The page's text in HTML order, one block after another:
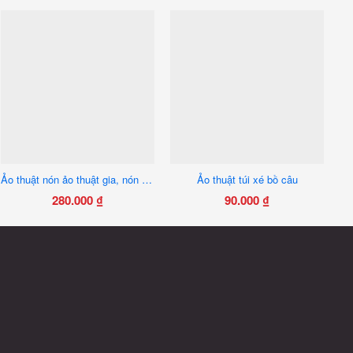
Ảo thuật nón ảo thuật gia, nón hóa bồ câu
280.000 ₫
Ảo thuật túi xé bồ câu
90.000 ₫